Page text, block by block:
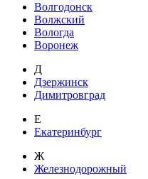
Волгодонск
Волжский
Вологда
Воронеж
Д
Дзержинск
Димитровград
Е
Екатеринбург
Ж
Железнодорожный